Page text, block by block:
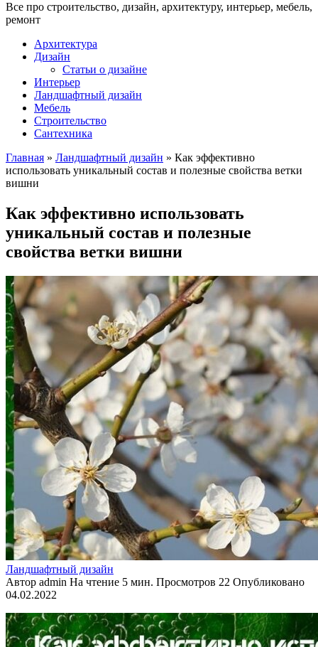
Все про строительство, дизайн, архитектуру, интерьер, мебель,
ремонт
Архитектура
Дизайн
Статьи о дизайне
Интерьер
Ландшафтный дизайн
Мебель
Строительство
Сантехника
Главная » Ландшафтный дизайн » Как эффективно
использовать уникальный состав и полезные свойства ветки
вишни
Как эффективно использовать
уникальный состав и полезные
свойства ветки вишни
Ландшафтный дизайн
Автор admin На чтение 5 мин. Просмотров 22 Опубликовано
04.02.2022